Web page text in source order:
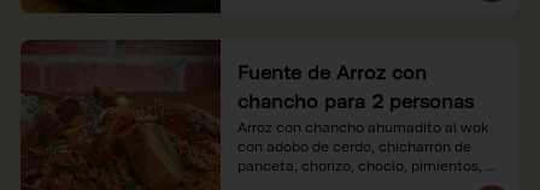
Fuente de Arroz con
chancho para 2 personas
Arroz con chancho ahumadito al wok
con adobo de cerdo, chicharrón de
panceta, chorizo, choclo, pimientos,